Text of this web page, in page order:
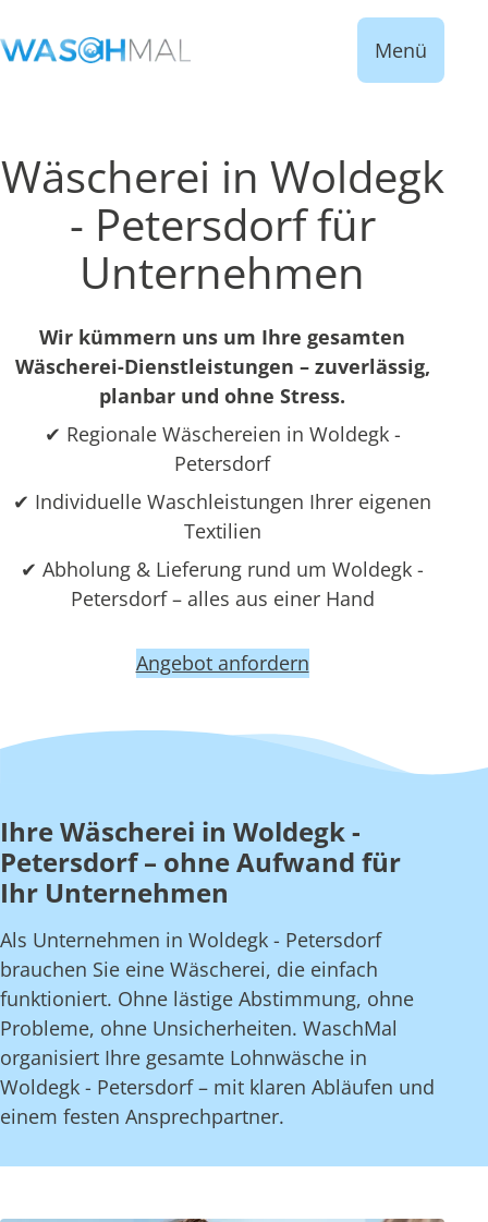
Menü
Wäscherei in Woldegk
- Petersdorf für
Unternehmen
Wir kümmern uns um Ihre gesamten
Wäscherei-Dienstleistungen – zuverlässig,
planbar und ohne Stress.
✔ Regionale Wäschereien in Woldegk -
Petersdorf
✔ Individuelle Waschleistungen Ihrer eigenen
Textilien
✔ Abholung & Lieferung rund um Woldegk -
Petersdorf – alles aus einer Hand
Angebot anfordern
Ihre Wäscherei in Woldegk -
Petersdorf – ohne Aufwand für
Ihr Unternehmen
Als Unternehmen in Woldegk - Petersdorf
brauchen Sie eine Wäscherei, die einfach
funktioniert. Ohne lästige Abstimmung, ohne
Probleme, ohne Unsicherheiten. WaschMal
organisiert Ihre gesamte Lohnwäsche in
Woldegk - Petersdorf – mit klaren Abläufen und
einem festen Ansprechpartner.